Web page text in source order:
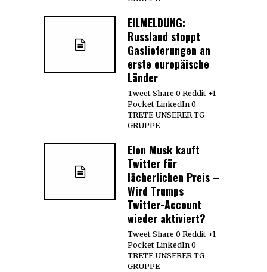
EILMELDUNG:
Russland stoppt
Gaslieferungen an
erste europäische
Länder
Tweet Share 0 Reddit +1
Pocket LinkedIn 0
TRETE UNSERER TG
GRUPPE
Elon Musk kauft
Twitter für
lächerlichen Preis –
Wird Trumps
Twitter-Account
wieder aktiviert?
Tweet Share 0 Reddit +1
Pocket LinkedIn 0
TRETE UNSERER TG
GRUPPE